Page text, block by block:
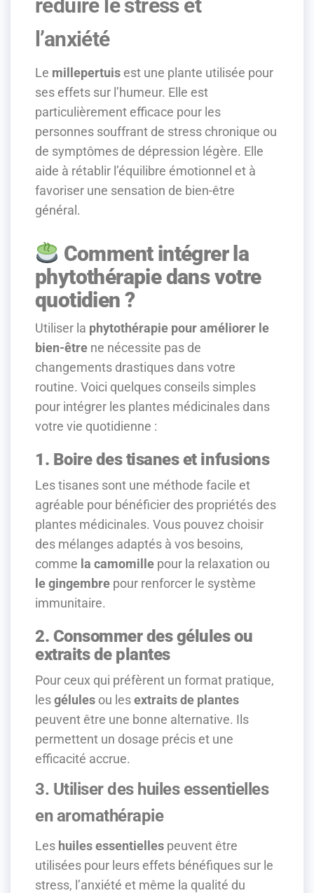
réduire le stress et
l’anxiété
Le millepertuis est une plante utilisée pour
ses effets sur l’humeur. Elle est
particulièrement efficace pour les
personnes souffrant de stress chronique ou
de symptômes de dépression légère. Elle
aide à rétablir l’équilibre émotionnel et à
favoriser une sensation de bien-être
général.
Comment intégrer la
phytothérapie dans votre
quotidien ?
Utiliser la phytothérapie pour améliorer le
bien-être ne nécessite pas de
changements drastiques dans votre
routine. Voici quelques conseils simples
pour intégrer les plantes médicinales dans
votre vie quotidienne :
1. Boire des tisanes et infusions
Les tisanes sont une méthode facile et
agréable pour bénéficier des propriétés des
plantes médicinales. Vous pouvez choisir
des mélanges adaptés à vos besoins,
comme la camomille pour la relaxation ou
le gingembre pour renforcer le système
immunitaire.
2. Consommer des gélules ou
extraits de plantes
Pour ceux qui préfèrent un format pratique,
lesgélules ou lesextraits de plantes
peuvent être une bonne alternative. Ils
permettent un dosage précis et une
efficacité accrue.
3. Utiliser des huiles essentielles
en aromathérapie
Les huiles essentielles peuvent être
utilisées pour leurs effets bénéfiques sur le
stress, l’anxiété et même la qualité du